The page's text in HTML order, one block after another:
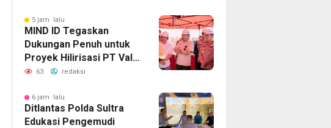
Kabid Humas
5 jam lalu
MIND ID Tegaskan
Dukungan Penuh untuk
Proyek Hilirisasi PT Vale
di Pomalaa
63 redaksi
6 jam lalu
Ditlantas Polda Sultra
Edukasi Pengemudi